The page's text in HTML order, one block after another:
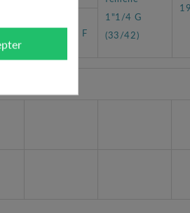
1"1/4 G
(33/42)
19
CLASSE F